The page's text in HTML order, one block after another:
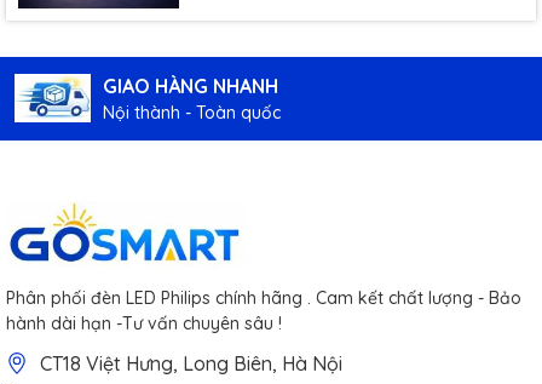
GIAO HÀNG NHANH
Nội thành - Toàn quốc
Phân phối đèn LED Philips chính hãng . Cam kết chất lượng - Bảo
hành dài hạn -Tư vấn chuyên sâu !
CT18 Việt Hưng, Long Biên, Hà Nội